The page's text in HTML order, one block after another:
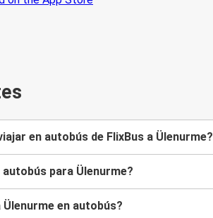
en autobús de FlixBus a Ülenurme?
para Ülenurme?
en autobús?